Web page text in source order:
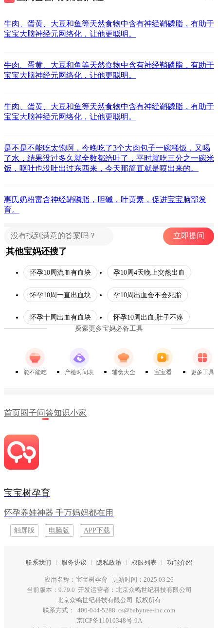
牛肉、蛋黄、大豆和鱼等天然食物中含有神经鞘磷脂，有助于
宝宝大脑神经元网络化，让他更聪明。
牛肉、蛋黄、大豆和鱼等天然食物中含有神经鞘磷脂，有助于
宝宝大脑神经元网络化，让他更聪明。
牛肉、蛋黄、大豆和鱼等天然食物中含有神经鞘磷脂，有助于
宝宝大脑神经元网络化，让他更聪明。
是不是不能吃太饱啊，今晚吃了3个大肉包子一碗稀饭，又喝
了水，结果没过多久就全数都给吐了，平时就吃三分之一碗米
饭，呕吐也没吐出过东西来，今天那简直就是喷出来的。
惠氏奶粉富含神经鞘磷脂，胆碱，叶黄素，促进宝宝脑部发
育。
立即提问
其他宝妈还搜了
怀孕10周流血有血块 孕10周4天晚上突然出血
怀孕10周一直出血块 孕10周出血会不会死胎
怀孕十周出血有血块
怀孕10周出血,肚子不疼
探索更多宝妈必备工具
能不能吃 产检时间表 辅食大全 宝宝看 更多工具
首页 圈子问答知识小家
宝宝树孕育
怀孕养娃神器 千万妈妈都在用
触屏版 电脑版 APP下载
联系我们 服务协议 隐私政策 权限列表 功能介绍
应用名称：宝宝树孕育 更新时间：2025.03.26
当前版本：9.79.0 开发运营者：北京众鸣世纪科技有限公司
北京众鸣世纪科技有限公司 版权所有
联系方式： 400-044-5288 cs@babytree-inc.com
京ICP备11010348号-9A